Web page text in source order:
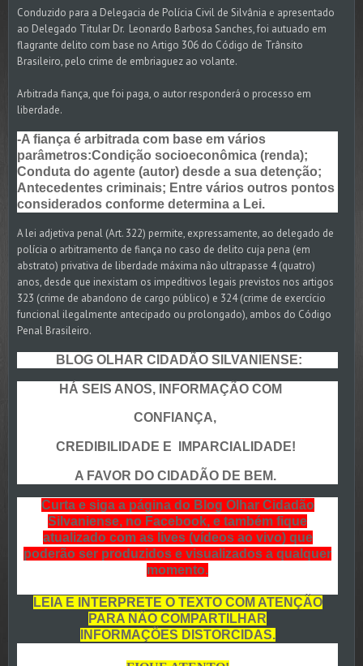
Conduzido para a Delegacia de Polícia Civil de Silvânia e apresentado
ao Delegado Titular Dr. Leonardo Barbosa Sanches, foi autuado em
flagrante delito com base no Artigo 306 do Código de Trânsito
Brasileiro, pelo crime de embriaguez ao volante.
Arbitrada fiança, que foi paga, o autor responderá o processo em
liberdade.
-A fiança é arbitrada com base em vários
parâmetros:Condição socioeconômica (renda);
Conduta do agente (autor) desde a sua detenção;
Antecedentes criminais; Entre vários outros pontos
considerados conforme determina a Lei.
A lei adjetiva penal (Art. 322) permite, expressamente, ao delegado de
polícia o arbitramento de fiança no caso de delito cuja pena (em
abstrato) privativa de liberdade máxima não ultrapasse 4 (quatro)
anos, desde que inexistam os impeditivos legais previstos nos artigos
323 (crime de abandono de cargo público) e 324 (crime de exercício
funcional ilegalmente antecipado ou prolongado), ambos do Código
Penal Brasileiro.
BLOG OLHAR CIDADÃO SILVANIENSE:
HÁ SEIS ANOS, INFORMAÇÃO COM
CONFIANÇA,
CREDIBILIDADE E IMPARCIALIDADE!
A FAVOR DO CIDADÃO DE BEM.
Curta e siga a página do Blog Olhar Cidadão
Silvaniense, no Facebook, e também fique
atualizado com as lives (vídeos ao vivo) que
poderão ser produzidos e visualizados a qualquer
momento.
LEIA E INTERPRETE O TEXTO COM ATENÇÃO
PARA NÃO COMPARTILHAR
INFORMAÇÕES DISTORCIDAS.